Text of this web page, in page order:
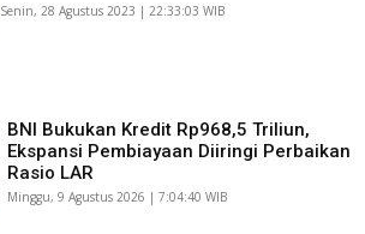
Senin, 28 Agustus 2023 | 22:33:03 WIB
BNI Bukukan Kredit Rp968,5 Triliun,
Ekspansi Pembiayaan Diiringi Perbaikan
Rasio LAR
Minggu, 9 Agustus 2026 | 7:04:40 WIB